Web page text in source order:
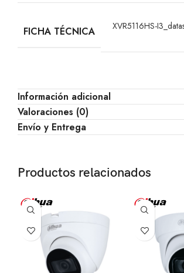
FICHA TÉCNICA
XVR5116HS-
Información adicional
Valoraciones (0)
Envío y Entrega
Productos relacionados